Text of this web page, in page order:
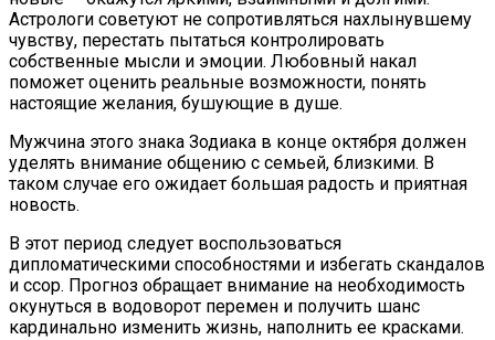
Астрологи советуют не сопротивляться нахлынувшему
чувству, перестать пытаться контролировать
собственные мысли и эмоции. Любовный накал
поможет оценить реальные возможности, понять
настоящие желания, бушующие в душе.
Мужчина этого знака Зодиака в конце октября должен
уделять внимание общению с семьей, близкими. В
таком случае его ожидает большая радость и приятная
новость.
В этот период следует воспользоваться
дипломатическими способностями и избегать скандалов
и ссор. Прогноз обращает внимание на необходимость
окунуться в водоворот перемен и получить шанс
кардинально изменить жизнь, наполнить ее красками.